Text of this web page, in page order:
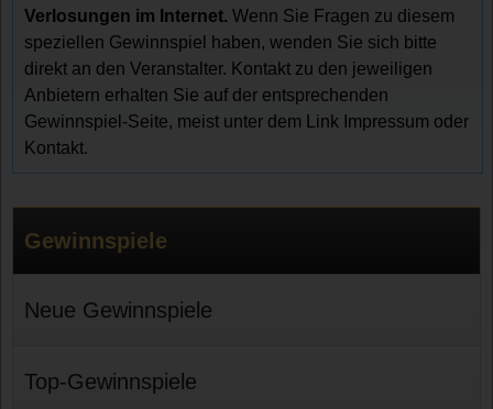
Verlosungen im Internet. Wenn Sie Fragen zu diesem
speziellen Gewinnspiel haben, wenden Sie sich bitte
direkt an den Veranstalter. Kontakt zu den jeweiligen
Anbietern erhalten Sie auf der entsprechenden
Gewinnspiel-Seite, meist unter dem Link Impressum oder
Kontakt.
Gewinnspiele
Neue Gewinnspiele
Top-Gewinnspiele